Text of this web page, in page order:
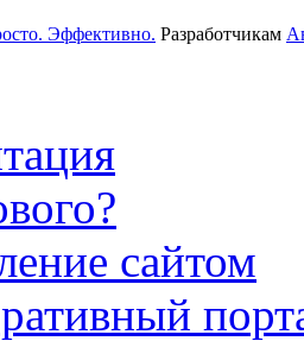
Разработчикам
сайтом